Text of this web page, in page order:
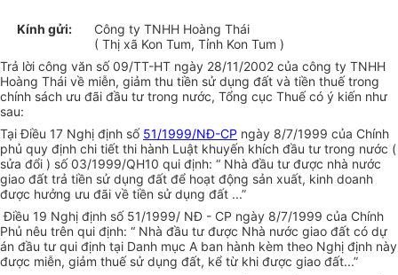
Kính gửi:
Công ty TNHH Hoàng Thái
( Thị xã Kon Tum, Tỉnh Kon Tum )
Trả lời công văn số 09/TT-HT ngày 28/11/2002 của công ty TNHH
Hoàng Thái về miễn, giảm thu tiền sử dụng đất và tiền thuế trong
chính sách ưu đãi đầu tư trong nước, Tổng cục Thuế có ý kiến như
sau:
Tại Điều 17 Nghị định số 51/1999/NĐ-CP ngày 8/7/1999 của Chính
phủ quy định chi tiết thi hành Luật khuyến khích đầu tư trong nước (
sửa đổi ) số 03/1999/QH10 qui định: “ Nhà đầu tư được nhà nước
giao đất trả tiền sử dụng đất để hoạt động sản xuất, kinh doanh
được hưởng ưu đãi về tiền sử dụng đất ...”
Điều 19 Nghị định số 51/1999/ NĐ - CP ngày 8/7/1999 của Chính
Phủ nêu trên qui định: “ Nhà đầu tư được Nhà nước giao đất có dự
án đầu tư qui định tại Danh mục A ban hành kèm theo Nghị định này
được miễn, giảm thuế sử dụng đất, kể từ khi được giao đất...”